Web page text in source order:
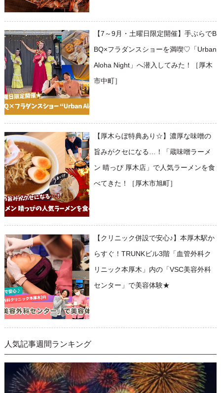
【7～9月・土曜日限定開催】手ぶらでB
BQ×フラダンスショーを満喫♡「Urban
Aloha Night」へ潜入してみた！［厚木
市中町］
【厚木らぼ特典あり☆】濃厚な味噌の
旨みがクセになる…！「蔵味噌ラーメ
ン 晴っぴ 厚木店」で人気ラーメンを食
べてきた！［厚木市旭町］
【クリニック併設で安心♪】本厚木駅か
らすぐ！TRUNKビル3階「血管外科ク
リニック本厚木」内の「VSC美容外科
センター」で美容体験★
人気記事週間ランキング